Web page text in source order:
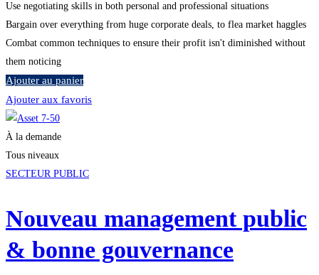
Use negotiating skills in both personal and professional situations
Bargain over everything from huge corporate deals, to flea market haggles
Combat common techniques to ensure their profit isn't diminished without
them noticing
Ajouter au panier
Ajouter aux favoris
À la demande
Tous niveaux
SECTEUR PUBLIC
Nouveau management public
& bonne gouvernance